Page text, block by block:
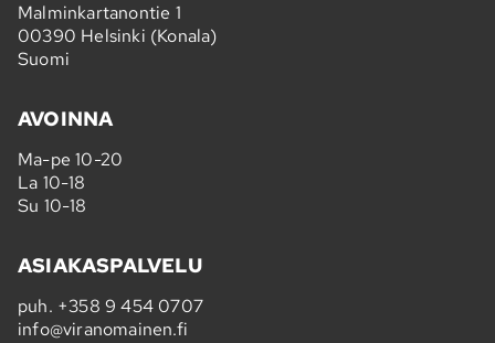
Malminkartanontie 1
00390 Helsinki (Konala)
Suomi
AVOINNA
Ma-pe 10-20
La 10-18
Su 10-18
ASIAKASPALVELU
puh. +358 9 454 0707
info@viranomainen.fi